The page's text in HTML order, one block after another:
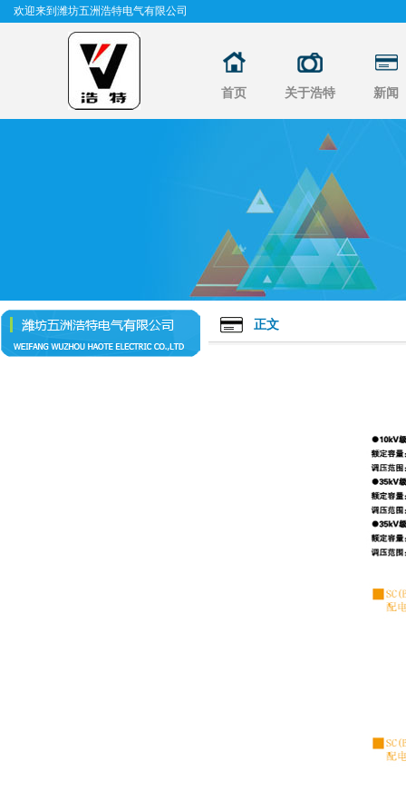
欢迎来到潍坊五洲浩特电气有限公司
首页 关于浩特 新闻
正文